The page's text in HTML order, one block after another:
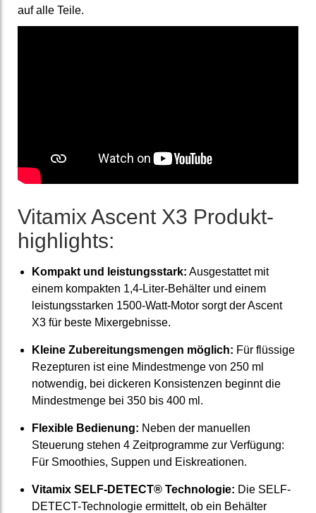
auf alle Teile.
Vitamix Ascent X3 Produkt­
high­lights:
Kompakt und leistungsstark: Ausgestattet mit
einem kompakten 1,4-Liter-Behälter und einem
leistungsstarken 1500-Watt-Motor sorgt der Ascent
X3 für beste Mixergebnisse.
Kleine Zubereitungsmengen möglich: Für flüssige
Rezepturen ist eine Mindestmenge von 250 ml
notwendig, bei dickeren Konsistenzen beginnt die
Mindestmenge bei 350 bis 400 ml.
Flexible Bedienung: Neben der manuellen
Steuerung stehen 4 Zeitprogramme zur Verfügung:
Für Smoothies, Suppen und Eiskreationen.
Vitamix SELF-DETECT® Technologie: Die SELF-
DETECT-Technologie ermittelt, ob ein Behälter